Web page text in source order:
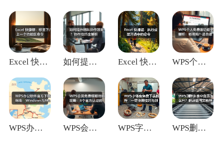
Excel 快捷键：移至下/上一个功能区 如何提升团队协作效率？协作技巧全解析 Excel 快捷键：执行或展开选中的命令 WPS个人免费版功能全解析：够用吗？适合
WPS办公软件官方下载指南：Window WPS会员免费领取终极攻略：8个官方认证 WPS字体库免费下载教程：一键使用技巧与 WPS删除多余空白页怎么删？超详细图文教